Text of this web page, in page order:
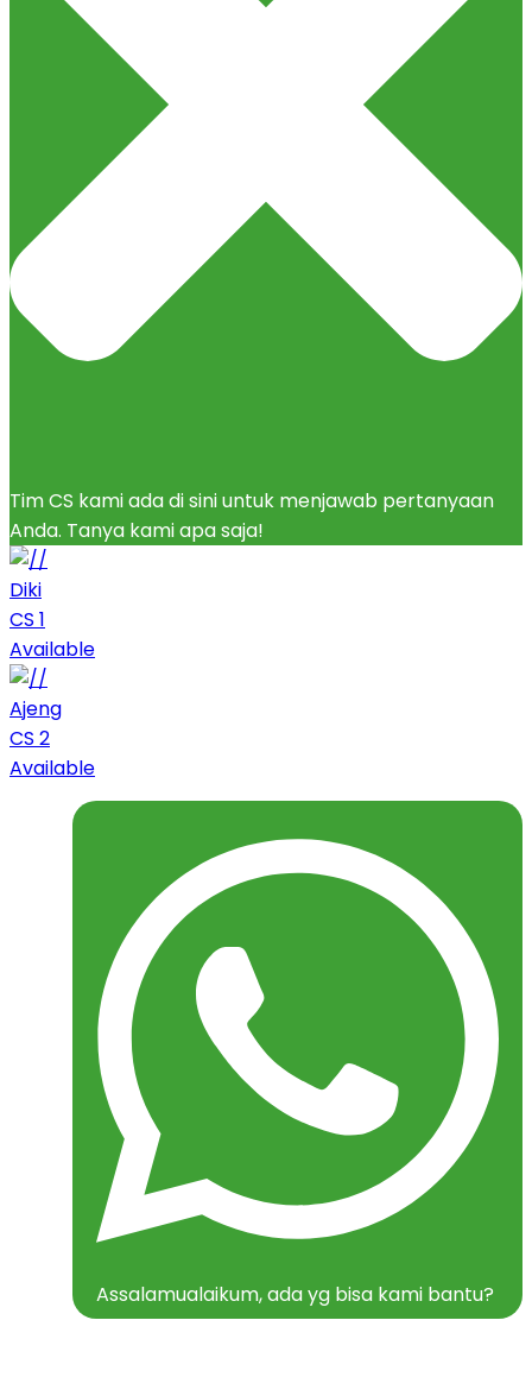
Tim CS kami ada di sini untuk menjawab pertanyaan
Anda. Tanya kami apa saja!
Diki
CS 1
Available
Ajeng
CS 2
Available
Assalamualaikum, ada yg bisa kami bantu?